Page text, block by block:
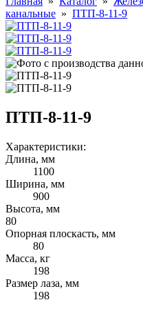
канальные » ПТП-8-11-9
ПТП-8-11-9
Характеристики:
Длина, мм
1100
Ширина, мм
900
Высота, мм
80
Опорная плоскасть, мм
80
Масса, кг
198
Размер лаза, мм
198